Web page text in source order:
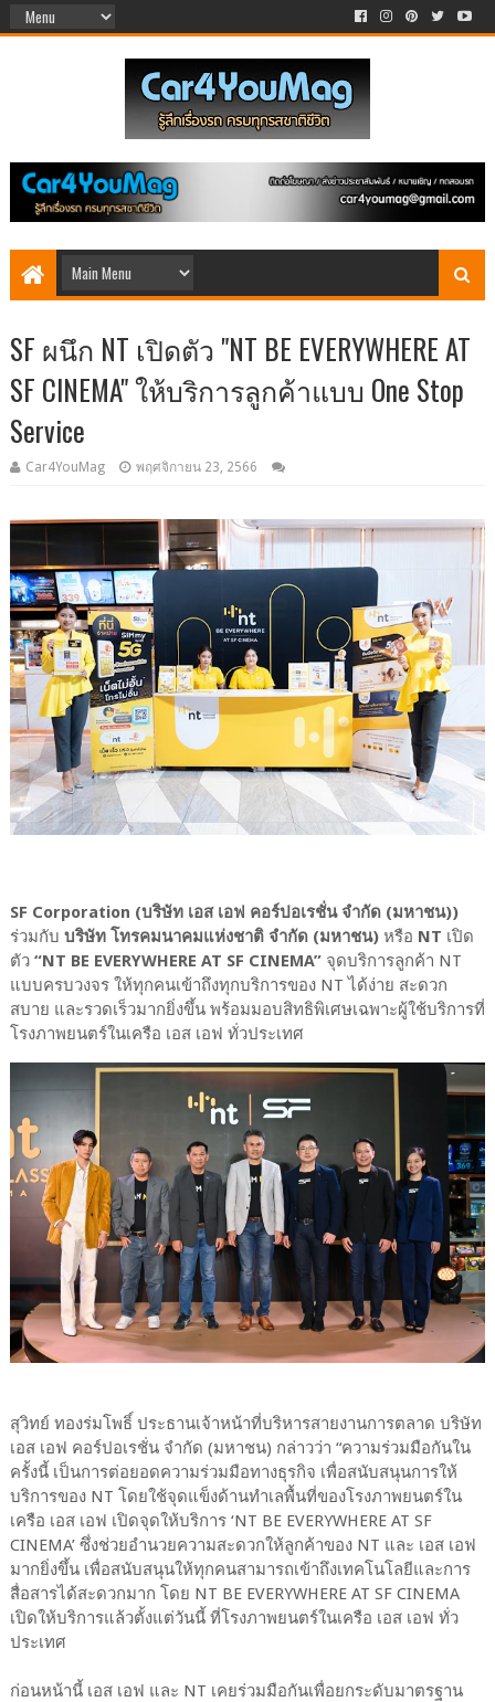
SF ผนึก NT เปิดตัว "NT BE EVERYWHERE AT
SF CINEMA" ให้บริการลูกค้าแบบ One Stop
Service
Car4YouMag พฤศจิกายน 23, 2566
SF Corporation (บริษัท เอส เอฟ คอร์ปอเรชั่น จำกัด (มหาชน))
ร่วมกับ บริษัท โทรคมนาคมแห่งชาติ จำกัด (มหาชน)หรือ NT เปิด
ตัว “NT BE EVERYWHERE AT SF CINEMA”จุดบริการลูกค้า NT
แบบครบวงจร ให้ทุกคนเข้าถึงทุกบริการของ NT ได้ง่าย สะดวก
สบาย และรวดเร็วมากยิ่งขึ้น พร้อมมอบสิทธิพิเศษเฉพาะผู้ใช้บริการที่
โรงภาพยนตร์ในเครือ เอส เอฟ ทั่วประเทศ
สุวิทย์ ทองร่มโพธิ์ ประธานเจ้าหน้าที่บริหารสายงานการตลาด บริษัท
เอส เอฟ คอร์ปอเรชั่น จำกัด (มหาชน) กล่าวว่า “ความร่วมมือกันใน
ครั้งนี้ เป็นการต่อยอดความร่วมมือทางธุรกิจ เพื่อสนับสนุนการให้
บริการของ NT โดยใช้จุดแข็งด้านทำเลพื้นที่ของโรงภาพยนตร์ใน
เครือ เอส เอฟ เปิดจุดให้บริการ ‘NT BE EVERYWHERE AT SF
CINEMA’ ซึ่งช่วยอำนวยความสะดวกให้ลูกค้าของ NT และ เอส เอฟ
มากยิ่งขึ้น เพื่อสนับสนุนให้ทุกคนสามารถเข้าถึงเทคโนโลยีและการ
สื่อสารได้สะดวกมาก โดย NT BE EVERYWHERE AT SF CINEMA
เปิดให้บริการแล้วตั้งแต่วันนี้ ที่โรงภาพยนตร์ในเครือ เอส เอฟ ทั่ว
ประเทศ
ก่อนหน้านี้ เอส เอฟ และ NT เคยร่วมมือกันเพื่อยกระดับมาตรฐาน